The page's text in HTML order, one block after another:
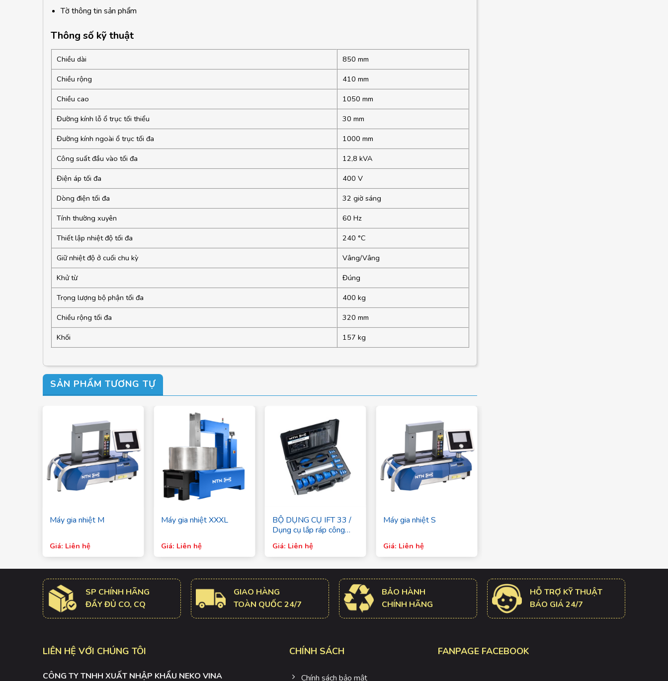
Tờ thông tin sản phẩm
Thông số kỹ thuật
Chiều dài
850 mm
Chiều rộng
410 mm
Chiều cao
1050 mm
Đường kính lỗ ổ trục tối thiểu
30 mm
Đường kính ngoài ổ trục tối đa
1000 mm
Công suất đầu vào tối đa
12,8 kVA
Điện áp tối đa
400 V
Dòng điện tối đa
32 giờ sáng
Tính thường xuyên
60 Hz
Thiết lập nhiệt độ tối đa
240 °C
Giữ nhiệt độ ở cuối chu kỳ
Vâng/Vâng
Khử từ
Đúng
Trọng lượng bộ phận tối đa
400 kg
Chiều rộng tối đa
320 mm
Khối
157 kg
SẢN PHẨM TƯƠNG TỰ
Máy gia nhiệt M
Giá: Liên hệ
Máy gia nhiệt XXXL
Giá: Liên hệ
BỘ DỤNG CỤ IFT 33 /
Dụng cụ lắp ráp công
Giá: Liên hệ
Máy gia nhiệt S
Giá: Liên hệ
SP CHÍNH HÃNG
ĐẦY ĐỦ CO, CQ
GIAO HÀNG
TOÀN QUỐC 24/7
BẢO HÀNH
CHÍNH HÃNG
HỖ TRỢ KỸ THUẬT
BÁO GIÁ 24/7
LIÊN HỆ VỚI CHÚNG TÔI
CÔNG TY TNHH XUẤT NHẬP KHẨU NEKO VINA
CHÍNH SÁCH
Chính sách bảo mật
FANPAGE FACEBOOK